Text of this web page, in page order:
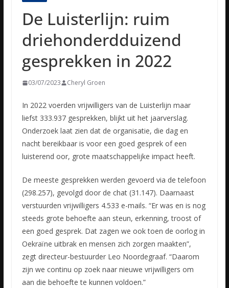
De Luisterlijn: ruim
driehonderdduizend
gesprekken in 2022
03/07/2023 Cheryl Groen
In 2022 voerden vrijwilligers van de Luisterlijn maar
liefst 333.937 gesprekken, blijkt uit het jaarverslag.
Onderzoek laat zien dat de organisatie, die dag en
nacht bereikbaar is voor een goed gesprekof een
luisterend oor, grote maatschappelijke impact heeft.
De meeste gesprekken werden gevoerd via de telefoon
(298.257), gevolgd door de chat (31.147). Daarnaast
verstuurden vrijwilligers 4.533 e-mails. “Er was en is nog
steeds grote behoefte aan steun, erkenning, troost of
een goed gesprek. Dat zagen we ook toen de oorlog in
Oekraïne uitbrak en mensen zich zorgen maakten”,
zegt directeur-bestuurder Leo Noordegraaf. “Daarom
zijn we continu op zoek naar nieuwe vrijwilligers om
aan die behoefte te kunnen voldoen.”